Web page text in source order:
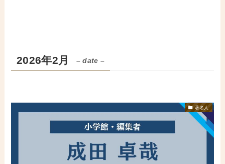
2026年2月 – date –
著名人